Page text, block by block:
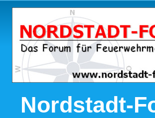
Nordstadt-